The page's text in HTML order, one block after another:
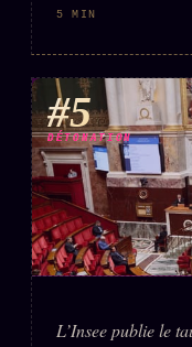
5 MIN
#5
DÉTONATION
L’Insee publie le